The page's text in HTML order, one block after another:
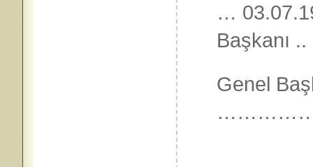
…
Başkanı ..
Genel